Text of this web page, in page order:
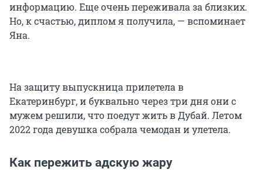
информацию. Еще очень переживала за близких.
Но, к счастью, диплом я получила, — вспоминает
Яна.
На защиту выпускница прилетела в
Екатеринбург, и буквально через три дня они с
мужем решили, что поедут жить в Дубай. Летом
2022 года девушка собрала чемодан и улетела.
Как пережить адскую жару